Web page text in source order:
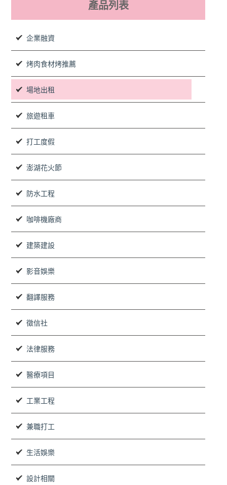
產品列表
企業融資
烤肉食材烤推薦
場地出租
旅遊租車
打工度假
澎湖花火節
防水工程
咖啡機廠商
建築建設
影音娛樂
翻譯服務
徵信社
法律服務
醫療項目
工業工程
兼職打工
生活娛樂
設計相關